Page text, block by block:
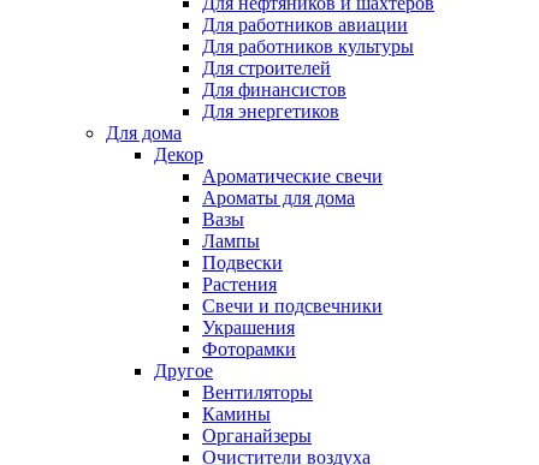
Для работников авиации
Для работников культуры
Для строителей
Для финансистов
Для энергетиков
Для дома
Декор
Ароматические свечи
Ароматы для дома
Вазы
Лампы
Подвески
Растения
Свечи и подсвечники
Украшения
Фоторамки
Другое
Вентиляторы
Камины
Органайзеры
Очистители воздуха